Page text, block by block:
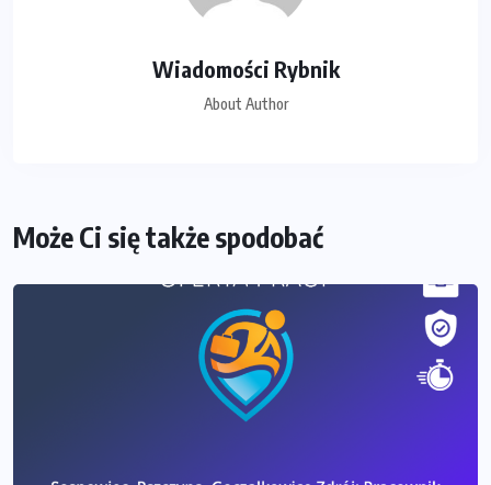
Wiadomości Rybnik
About Author
Może Ci się także spodobać